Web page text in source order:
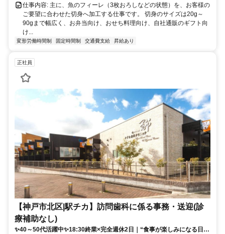
仕事内容: 主に、魚のフィーレ（3枚おろしなどの状態）を、お客様の
ご要望に合わせた切身へ加工する仕事です。 切身のサイズは20g～
90gまで幅広く、お弁当向け、おせち料理向け、自社通販のギフト向
け...
変形労働時間制 固定時間制 交通費支給 昇給あり
正社員
【神戸市北区|駅チカ】訪問歯科に係る事務・送迎(診
療補助なし)
✨40～50代活躍中✨18:30終業×完全週休2日｜“食事が楽しみになる日